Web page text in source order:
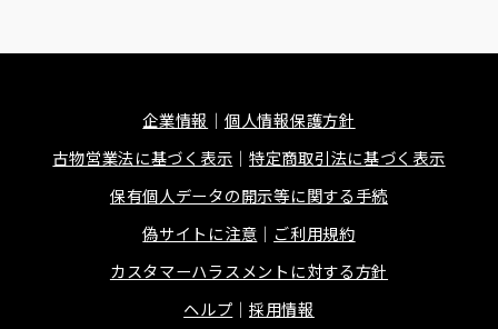
企業情報
個人情報保護方針
古物営業法に基づく表示
特定商取引法に基づく表示
保有個人データの開示等に関する手続
偽サイトに注意
ご利用規約
カスタマーハラスメントに対する方針
ヘルプ
採用情報